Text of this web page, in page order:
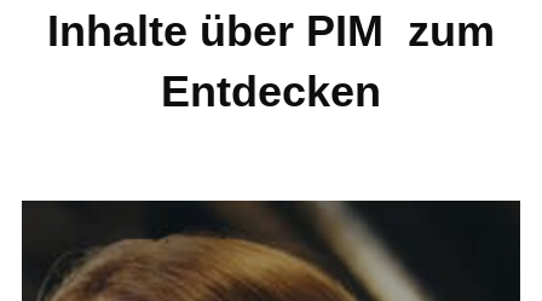
Inhalte über PIM zum
Entdecken